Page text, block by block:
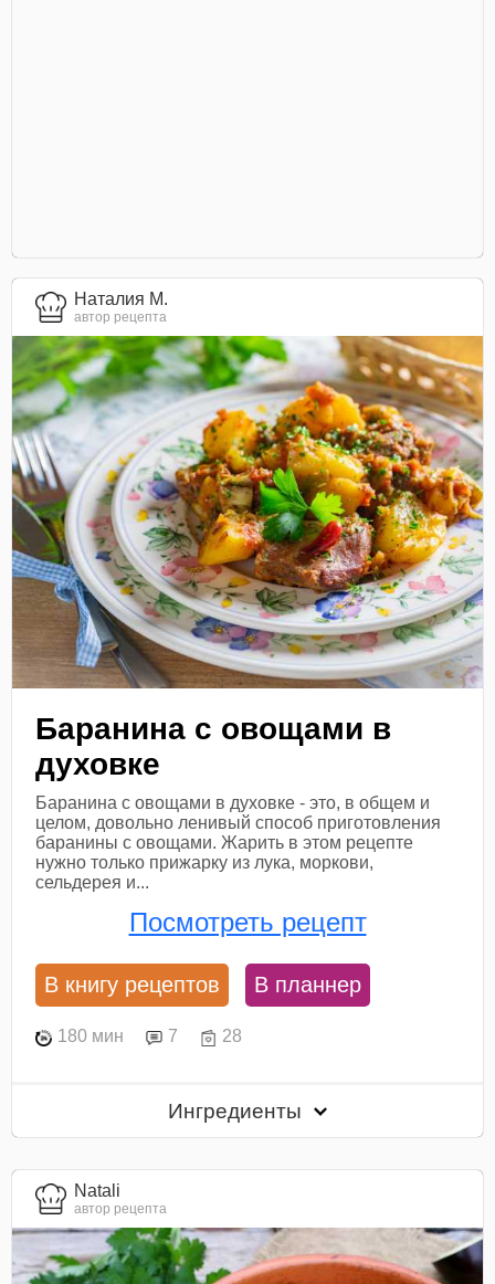
Наталия М.
автор рецепта
Баранина с овощами в
духовке
Баранина с овощами в духовке - это, в общем и
целом, довольно ленивый способ приготовления
баранины с овощами. Жарить в этом рецепте
нужно только прижарку из лука, моркови,
сельдерея и...
Посмотреть рецепт
В книгу рецептов В планнер
180 мин 7 28
Ингредиенты
Natali
автор рецепта